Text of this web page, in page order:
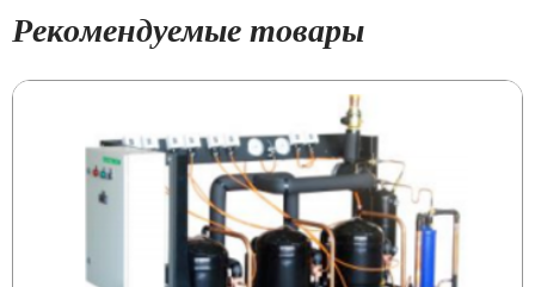
Рекомендуемые товары